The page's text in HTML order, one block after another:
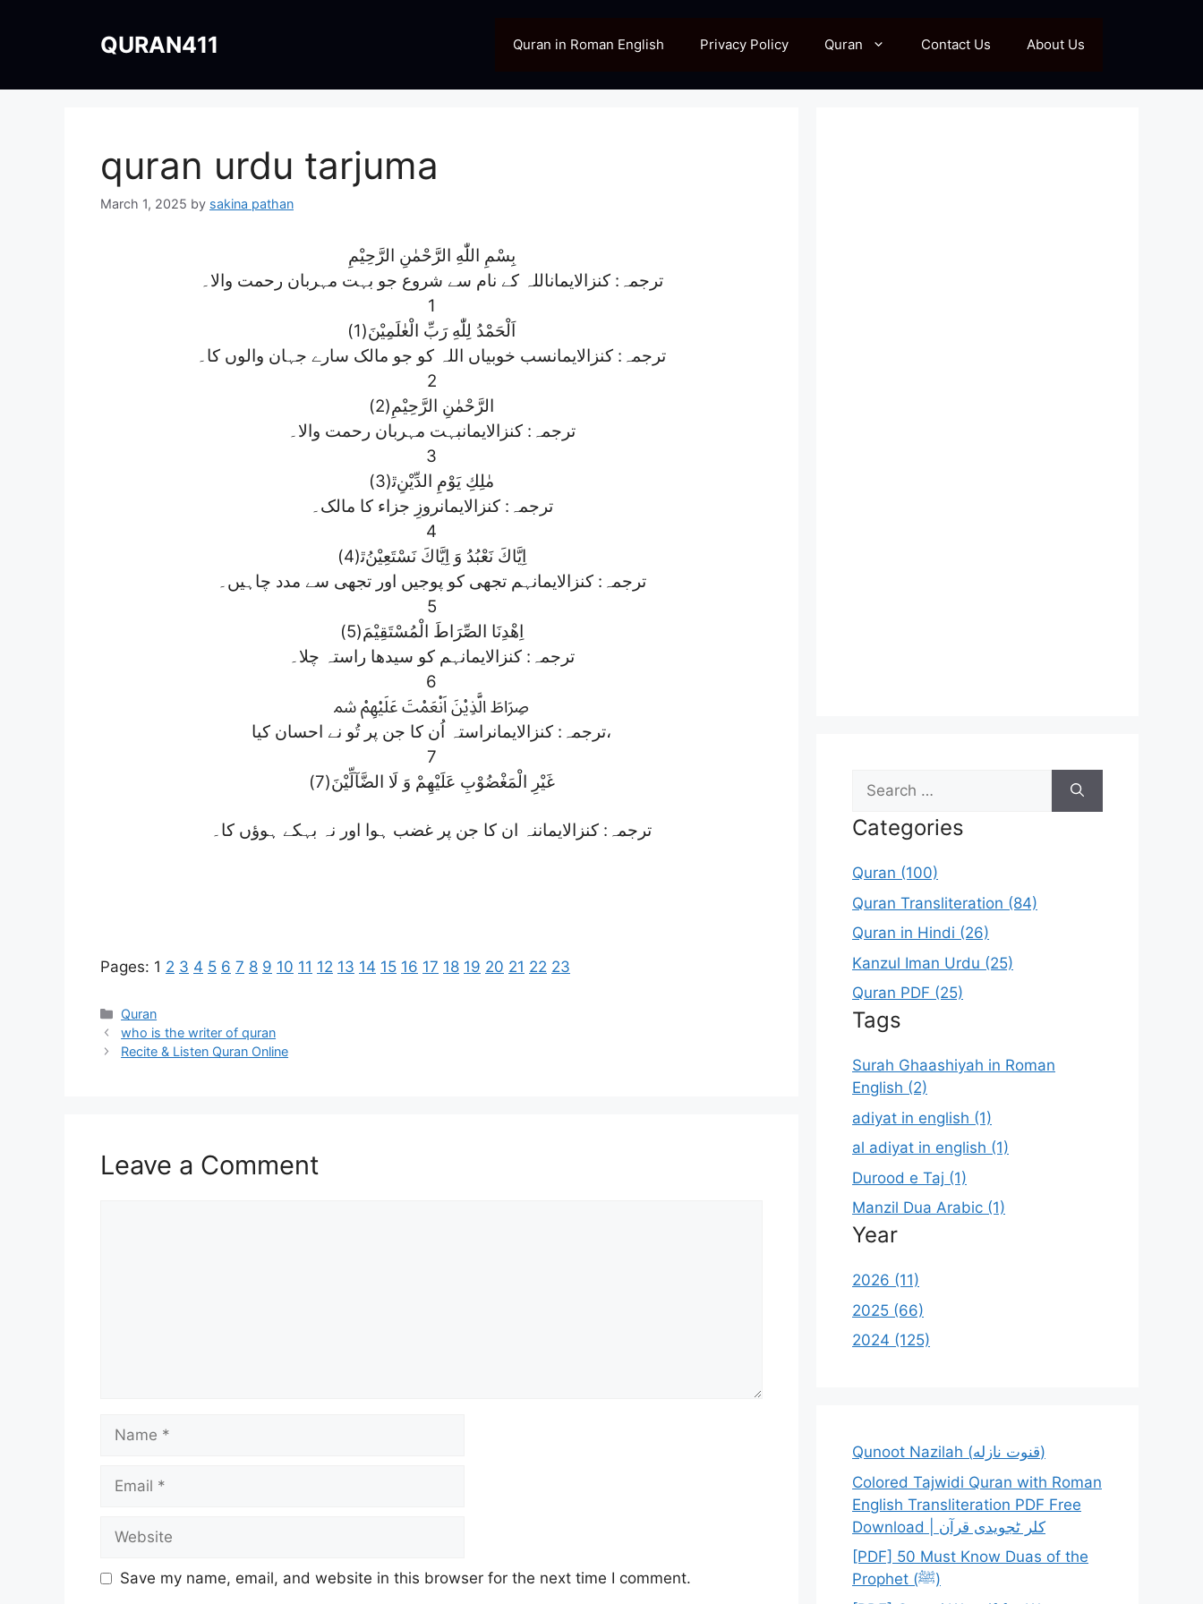
QURAN411 Quran in Roman English Privacy Policy Quran Contact Us About Us
quran urdu tarjuma
March 1, 2025 by sakina pathan
بِسْمِ اللّٰهِ الرَّحْمٰنِ الرَّحِیْمِ
ترجمہ: کنزالایماناللہ کے نام سے شروع جو بہت مہربان رحمت والا۔
1
اَلْحَمْدُ لِلّٰهِ رَبِّ الْعٰلَمِیْنَ(1)
ترجمہ: کنزالایمانسب خوبیاں اللہ کو جو مالک سارے جہان والوں کا۔
2
الرَّحْمٰنِ الرَّحِیْمِ(2)
ترجمہ: کنزالایمانبہت مہربان رحمت والا۔
3
مٰلِكِ یَوْمِ الدِّیْنِﭤ(3)
ترجمہ: کنزالایمانروزِ جزاء کا مالک۔
4
اِیَّاكَ نَعْبُدُ وَ اِیَّاكَ نَسْتَعِیْنُﭤ(4)
ترجمہ: کنزالایمانہم تجھی کو پوجیں اور تجھی سے مدد چاہیں۔
5
اِهْدِنَا الصِّرَاطَ الْمُسْتَقِیْمَ(5)
ترجمہ: کنزالایمانہم کو سیدھا راستہ چلا۔
6
صِرَاطَ الَّذِیْنَ اَنْعَمْتَ عَلَیْهِمْ ﴰ
ترجمہ: کنزالایمانراستہ اُن کا جن پر تُو نے احسان کیا،
7
غَیْرِ الْمَغْضُوْبِ عَلَیْهِمْ وَ لَا الضَّآلِّیْنَ(7)
ترجمہ: کنزالایماننہ ان کا جن پر غضب ہوا اور نہ بہکے ہوؤں کا۔
Pages: 1 2 3 4 5 6 7 8 9 10 11 12 13 14 15 16 17 18 19 20 21 22 23
Categories
Quran
who is the writer of quran
Recite & Listen Quran Online
Leave a Comment
Name
Email
Website
Save my name, email, and website in this browser for the next time I comment.
Search
for:
Categories
Quran (100)
Quran Transliteration (84)
Quran in Hindi (26)
Kanzul Iman Urdu (25)
Quran PDF (25)
Tags
Surah Ghaashiyah in Roman
English (2)
adiyat in english (1)
al adiyat in english (1)
Durood e Taj (1)
Manzil Dua Arabic (1)
Year
2026 (11)
2025 (66)
2024 (125)
Qunoot Nazilah (قنوت نازله)
Colored Tajwidi Quran with Roman
English Transliteration PDF Free
Download | کلر ٹجویدی قرآن
[PDF] 50 Must Know Duas of the
Prophet (ﷺ)